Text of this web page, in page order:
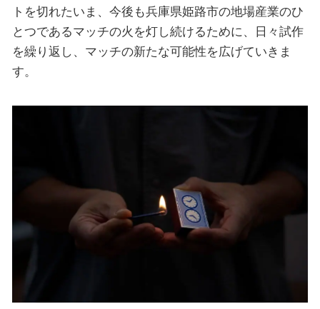
トを切れたいま、今後も兵庫県姫路市の地場産業のひ
とつであるマッチの火を灯し続けるために、日々試作
を繰り返し、マッチの新たな可能性を広げていきま
す。